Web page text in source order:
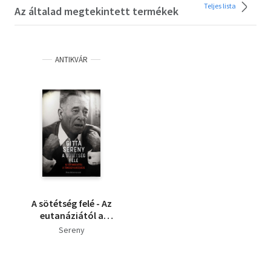
Az általad megtekintett termékek Teljes lista
ANTIKVÁR
A sötétség felé - Az
eutanáziától a
tömeggyilkosságig
Sereny